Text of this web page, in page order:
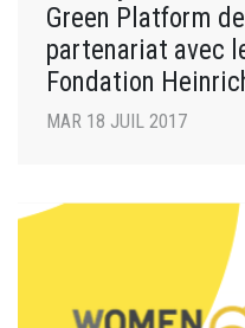
Green Platform
partenariat avec
Fondation
MAR 18 JUIL 2017